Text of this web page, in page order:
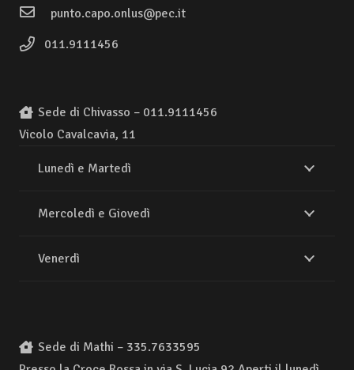
punto.capo.onlus@pec.it
011.9111456
Sede di Chivasso – 011.9111456
Vicolo Cavalcavia, 11
Lunedì e Martedì
Mercoledì e Giovedì
Venerdì
Sede di Mathi – 335.7633595